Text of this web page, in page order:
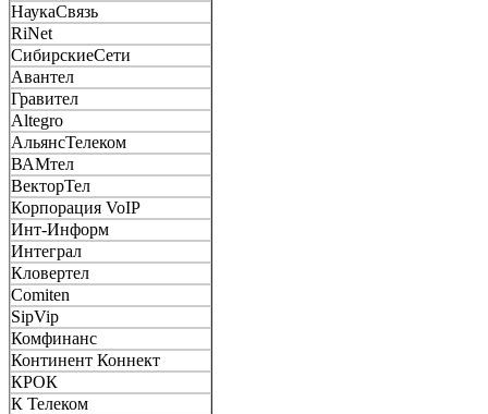
НаукаСвязь
RiNet
СибирскиеСети
Авантел
Гравител
Altegro
АльянсТелеком
ВАМтел
ВекторТел
Корпорация VoIP
Инт-Информ
Интеграл
Кловертел
Comiten
SipVip
Комфинанс
Континент Коннект
КРОК
К Телеком